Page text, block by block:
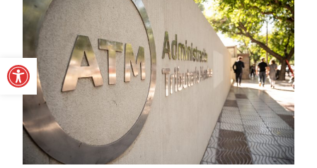
Abrir barra de herramientas